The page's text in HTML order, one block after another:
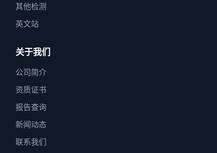
其他检测
英文站
关于我们
公司简介
资质证书
报告查询
新闻动态
联系我们